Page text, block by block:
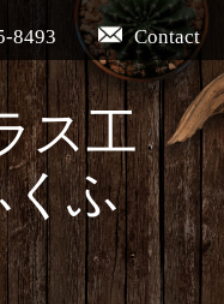
Contact
8493
ス工
くふ